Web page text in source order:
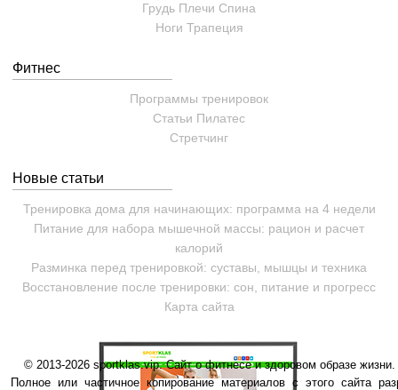
Грудь Плечи Спина
Ноги Трапеция
Фитнес
Программы тренировок
Статьи Пилатес
Cтретчинг
Новые статьи
Тренировка дома для начинающих: программа на 4 недели
Питание для набора мышечной массы: рацион и расчет
калорий
Разминка перед тренировкой: суставы, мышцы и техника
Восстановление после тренировки: сон, питание и прогресс
Карта сайта
© 2013-2026 sportklas.vip. Сайт о фитнесе и здоровом образе
Полное или частичное копирование материалов с этого сайта